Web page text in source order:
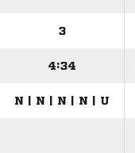
3
4:34
N | N | N | N | U